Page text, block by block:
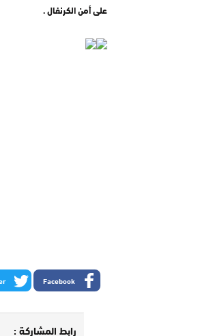
على أمن الكرنفال .
Facebook
رابط المشاركة :